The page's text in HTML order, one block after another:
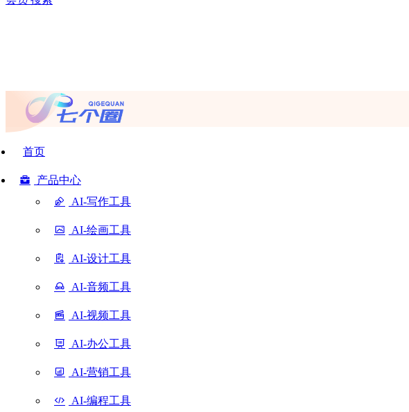
首页
产品中心
AI-写作工具
AI-绘画工具
AI-设计工具
AI-音频工具
AI-视频工具
AI-办公工具
AI-营销工具
AI-编程工具